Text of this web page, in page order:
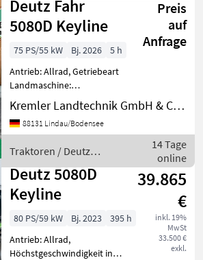
Turbola
Deutz Fahr
5080D Keyline
Preis
auf
Anfrage
75 PS/55 kW Bj. 2026
5 h
Antrieb: Allrad, Getriebeart
Landmaschine:
Lastschaltgetriebe,
Plattform: Kabine,
Zapfwellendrehzahl:
Höchstgeschwindigkeit in
km/h: 40 km/h, Aufladung:
Turbola
Kremler Landtechnik GmbH & Co.KG
88131 Lindau/Bodensee
Traktoren / Deutz
Fahr
14 Tage
online
Deutz 5080D
Keyline
39.865
€
inkl. 19%
MwSt
33.500 €
exkl.
80 PS/59 kW Bj. 2023
395 h
Antrieb: Allrad,
Höchstgeschwindigkeit in